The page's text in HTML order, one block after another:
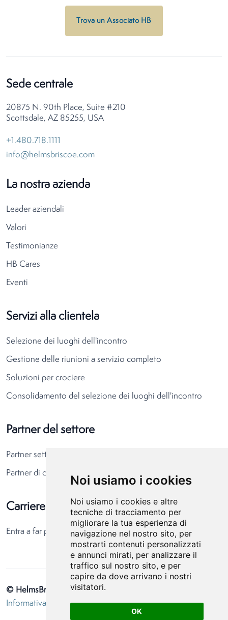
Noi usiamo i cookies
Noi usiamo i cookies e altre
tecniche di tracciamento per
migliorare la tua esperienza di
navigazione nel nostro sito, per
mostrarti contenuti personalizzati
e annunci mirati, per analizzare il
traffico sul nostro sito, e per
capire da dove arrivano i nostri
visitatori.
OK
Trova un Associato HB
Sede centrale
20875 N. 90th Place, Suite #210
Scottsdale, AZ 85255, USA
+1.480.718.1111
info@helmsbriscoe.com
La nostra azienda
Leader aziendali
Valori
Testimonianze
HB Cares
Eventi
Servizi alla clientela
Selezione dei luoghi dell'incontro
Gestione delle riunioni a servizio completo
Soluzioni per crociere
Consolidamento del selezione dei luoghi dell'incontro
Partner del settore
Partner settore alberghiero
Partner di destinazione
Carriere
Entra a far parte del nostro team
© HelmsBriscoe 2026
Informativa sulla privacy
Preferenze sui cookie